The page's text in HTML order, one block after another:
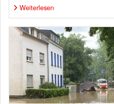
Weiterlesen